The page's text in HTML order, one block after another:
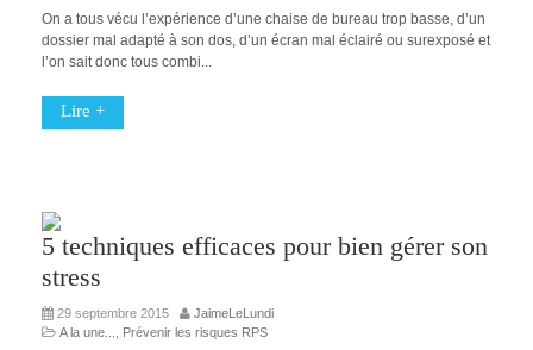
On a tous vécu l’expérience d’une chaise de bureau trop basse, d’un
dossier mal adapté à son dos, d’un écran mal éclairé ou surexposé et
l’on sait donc tous combi...
Lire +
5 techniques efficaces pour bien gérer son
stress
29 septembre 2015
JaimeLeLundi
A la une...
Prévenir les risques RPS